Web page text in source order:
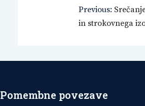
Navigacija
prispevka
Previous:
in strokovnega
Pomembne povezave